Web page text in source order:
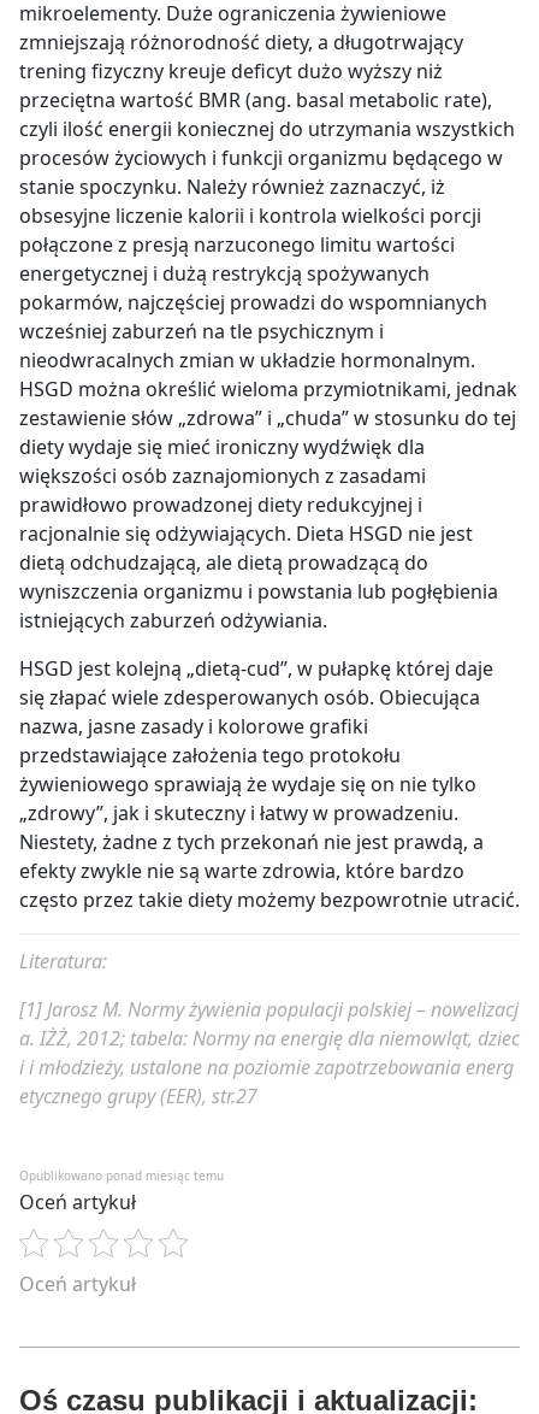
mikroelementy. Duże ograniczenia żywieniowe
zmniejszają różnorodność diety, a długotrwający
trening fizyczny kreujedeficyt dużo wyższy niż
przeciętna wartość BMR (ang. basal metabolic rate),
czyli ilość energii koniecznej do utrzymania wszystkich
procesów życiowych i funkcji organizmu będącego w
stanie spoczynku. Należy również zaznaczyć, iż
obsesyjne liczenie kalorii i kontrola wielkości porcji
połączone z presją narzuconego limitu wartości
energetycznej i dużą restrykcją spożywanych
pokarmów, najczęściej prowadzi do wspomnianych
wcześniej zaburzeń na tle psychicznym i
nieodwracalnych zmian w układzie hormonalnym.
HSGD można określić wieloma przymiotnikami, jednak
zestawienie słów „zdrowa” i „chuda” w stosunku do tej
diety wydaje się mieć ironiczny wydźwięk dla
większości osób zaznajomionych z zasadami
prawidłowo prowadzonej diety redukcyjnej i
racjonalnie się odżywiających. Dieta HSGD nie jest
dietą odchudzającą, ale dietą prowadzącą do
wyniszczenia organizmu i powstania lub pogłębienia
istniejących zaburzeń odżywiania.
HSGD jest kolejną „dietą-cud”, w pułapkę której daje
się złapać wiele zdesperowanych osób. Obiecująca
nazwa, jasne zasady i kolorowe grafiki
przedstawiające założenia tego protokołu
żywieniowego sprawiają że wydaje się on nie tylko
„zdrowy”, jak i skuteczny i łatwy w prowadzeniu.
Niestety, żadne z tych przekonań nie jest prawdą, a
efekty zwykle nie są warte zdrowia, które bardzo
często przez takie diety możemy bezpowrotnie utracić.
Literatura:
[1] Jarosz M. Normy żywienia populacji polskiej – nowelizacj
a. IŻŻ, 2012; tabela: Normy na energię dla niemowląt, dziec
i i młodzieży, ustalone na poziomie zapotrzebowania energ
etycznego grupy (EER), str.27
Opublikowano ponad miesiąc temu
Oceń artykuł
Oceń artykuł
Oś czasu publikacji i aktualizacji: